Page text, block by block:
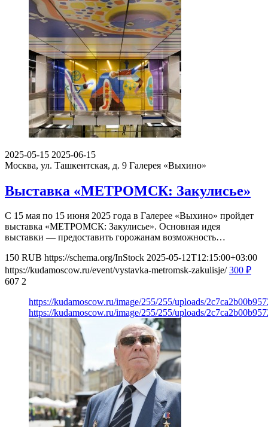
2025-05-15 2025-06-15
Москва, ул. Ташкентская, д. 9 Галерея «Выхино»
Выставка «МЕТРОМСК: Закулисье»
С 15 мая по 15 июня 2025 года в Галерее «Выхино» пройдет
выставка «МЕТРОМСК: Закулисье». Основная идея
выставки — предоставить горожанам возможность…
150 RUB https://schema.org/InStock 2025-05-12T12:15:00+03:00
https://kudamoscow.ru/event/vystavka-metromsk-zakulisje/ 300 ₽
607 2
https://kudamoscow.ru/image/255/255/uploads/
https://kudamoscow.ru/image/255/255/uploads/